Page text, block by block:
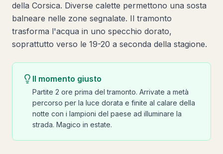
della Corsica. Diverse calette permettono una sosta
balneare nelle zone segnalate. Il tramonto
trasforma l'acqua in uno specchio dorato,
soprattutto verso le 19-20 a seconda della stagione.
Il momento giusto
Partite 2 ore prima del tramonto. Arrivate a metà
percorso per la luce dorata e finite al calare della
notte con i lampioni del paese ad illuminare la
strada. Magico in estate.